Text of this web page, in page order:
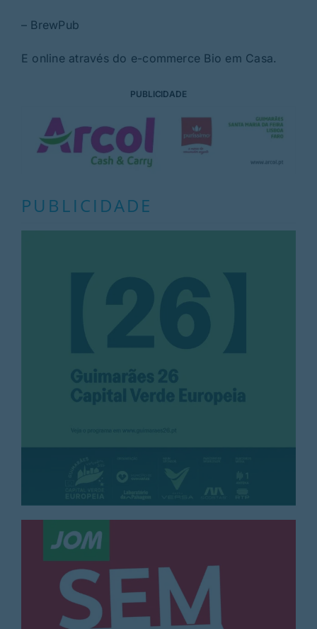
– BrewPub
E online através do e-commerce Bio em Casa.
PUBLICIDADE
PUBLICIDADE